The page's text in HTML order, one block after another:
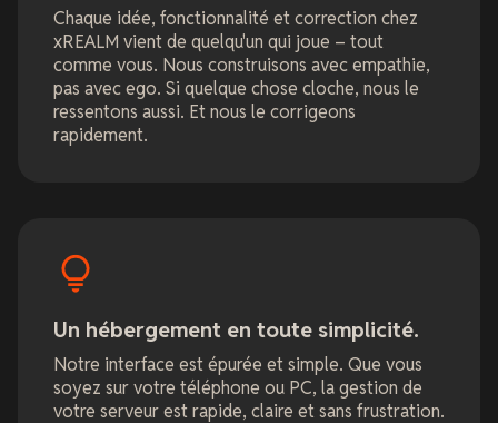
Chaque idée, fonctionnalité et correction chez
xREALM vient de quelqu'un qui joue – tout
comme vous. Nous construisons avec empathie,
pas avec ego. Si quelque chose cloche, nous le
ressentons aussi. Et nous le corrigeons
rapidement.
Un hébergement en toute simplicité.
Notre interface est épurée et simple. Que vous
soyez sur votre téléphone ou PC, la gestion de
votre serveur est rapide, claire et sans frustration.